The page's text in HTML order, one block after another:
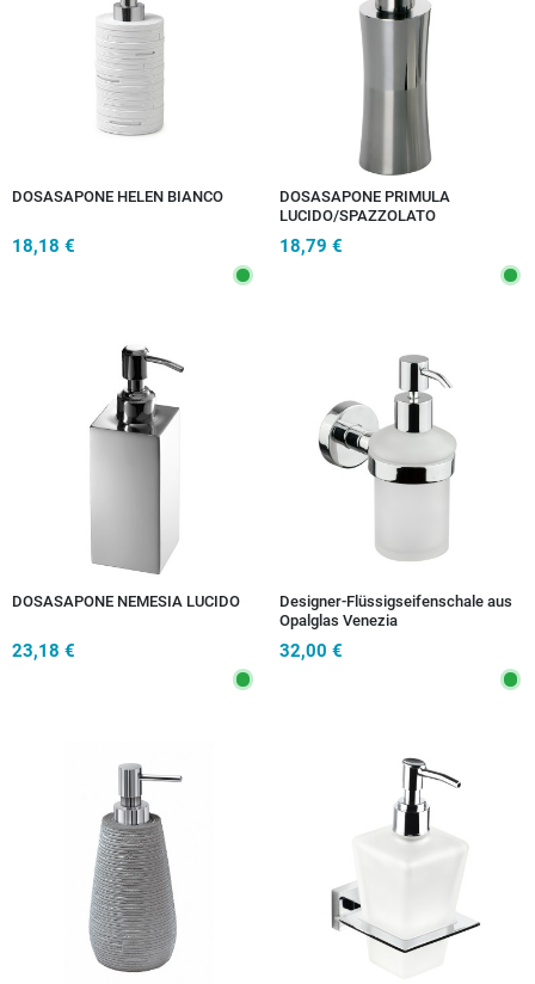
DOSASAPONE HELEN BIANCO
18,18 €
DOSASAPONE PRIMULA
LUCIDO/SPAZZOLATO
18,79 €
DOSASAPONE NEMESIA LUCIDO
23,18 €
Designer-Flüssigseifenschale aus
Opalglas Venezia
32,00 €